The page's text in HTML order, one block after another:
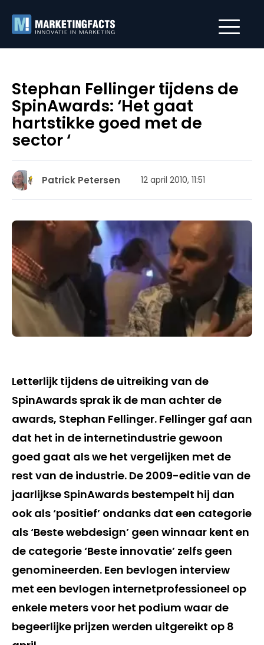
Stephan Fellinger tijdens de
SpinAwards: ‘Het gaat
hartstikke goed met de
sector ‘
Patrick Petersen 12 april 2010, 11:51
Letterlijk tijdens de uitreiking van de
SpinAwards sprak ik de man achter de
awards, Stephan Fellinger. Fellinger gaf aan
dat het in de internetindustrie gewoon
goed gaat als we het vergelijken met de
rest van de industrie. De 2009-editie van de
jaarlijkse SpinAwards bestempelt hij dan
ook als ‘positief’ ondanks dat een categorie
als ‘Beste webdesign’ geen winnaar kent en
de categorie ‘Beste innovatie’ zelfs geen
genomineerden. Een bevlogen interview
met een bevlogen internetprofessioneel op
enkele meters voor het podium waar de
begeerlijke prijzen werden uitgereikt op 8